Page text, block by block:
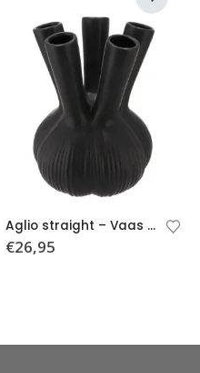
Aglio straight – Vaas voor tulpen – Mat zwart – 2 formaten – Toetervaas
€26,95